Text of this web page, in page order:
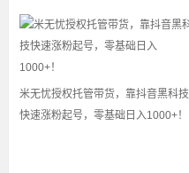
米无忧授权托管带货，靠抖音黑科技
快速涨粉起号，零基础日入1000+！